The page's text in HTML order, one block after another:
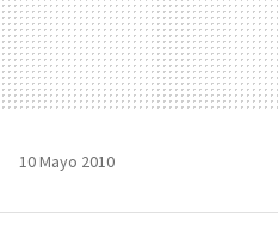
10 Mayo 2010